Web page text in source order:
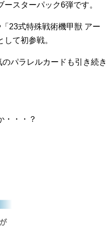
スターパック6弾です。
23式特殊戦術機甲獣 アー
て初参戦。
パラレルカードも引き続き
・・・？